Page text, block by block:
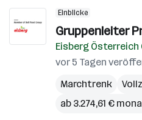
Einblicke
Gruppenleiter
Eisberg Österreich
vor 5 Tagen
Marchtrenk
ab 3.274,61 €